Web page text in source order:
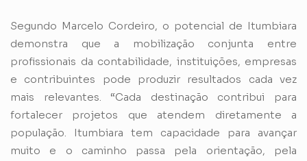
Segundo Marcelo Cordeiro, o potencial de Itumbiara
demonstra que a mobilização conjunta entre
profissionais da contabilidade, instituições, empresas
e contribuintes pode produzir resultados cada vez
mais relevantes. “Cada destinação contribui para
fortalecer projetos que atendem diretamente a
população. Itumbiara tem capacidade para avançar
muito e o caminho passa pela orientação, pela